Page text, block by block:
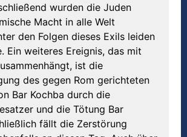
wurden die Juden
Macht in alle Welt
den Folgen dieses Exils leiden
Ein weiteres Ereignis, das mit
ist die
des gegen Rom gerichteten
Bar Kochba durch die
und die Tötung Bar
fällt die Zerstörung